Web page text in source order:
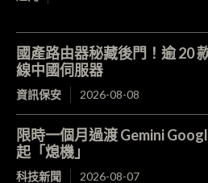
國產路由器秘藏後門！逾 20
線中國伺服器
資訊保安 2026-08-08
限時一個月過渡 Gemini
起「熄機」
科技新聞 2026-08-07